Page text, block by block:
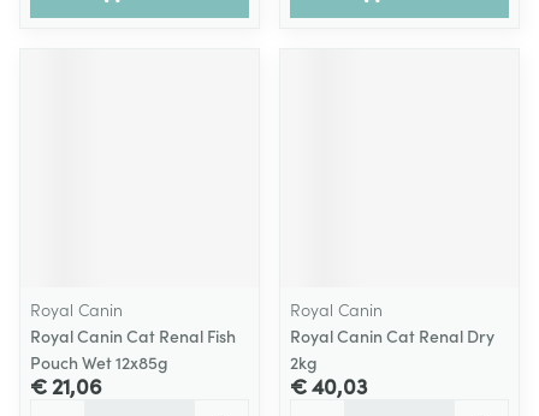
Royal Canin
Royal Canin Cat Renal Fish
Pouch Wet 12x85g
€ 21,06
Royal Canin
Royal Canin Cat Renal Dry
2kg
€ 40,03